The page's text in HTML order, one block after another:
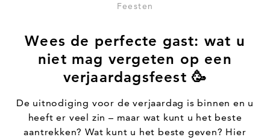
Feesten
Wees de perfecte gast: wat u
niet mag vergeten op een
verjaardagsfeest 🥳
De uitnodiging voor de verjaardag is binnen en u
heeft er veel zin – maar wat kunt u het beste
aantrekken? Wat kunt u het beste geven? Hier